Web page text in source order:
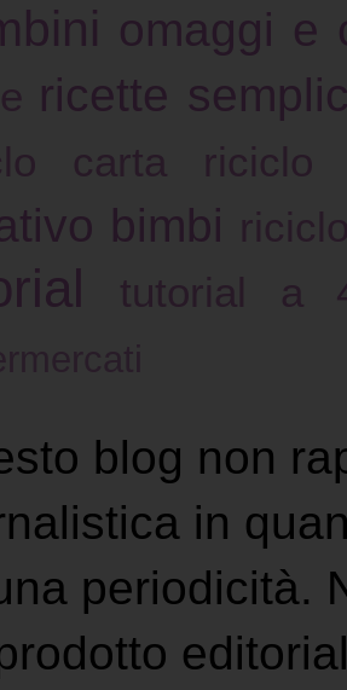
omaggi e
ricette
carta riciclo
bimbi
tutorial a
blog non
in
periodicità.